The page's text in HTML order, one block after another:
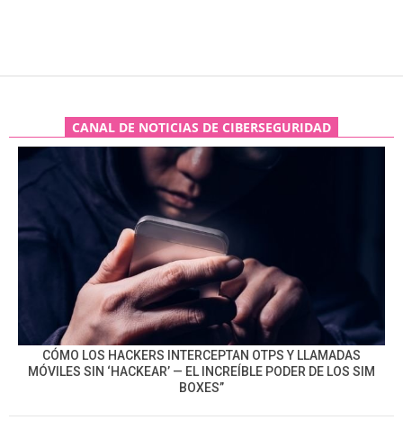
CANAL DE NOTICIAS DE CIBERSEGURIDAD
CÓMO LOS HACKERS INTERCEPTAN OTPS Y LLAMADAS
MÓVILES SIN ‘HACKEAR’ — EL INCREÍBLE PODER DE LOS SIM
BOXES”